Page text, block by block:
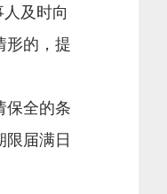
及时向
形的，提
保全的条
届满日